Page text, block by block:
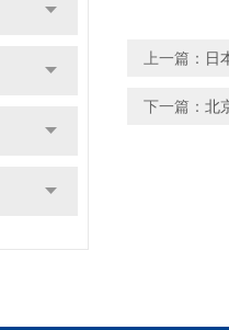
上一篇： 日
下一篇： 北